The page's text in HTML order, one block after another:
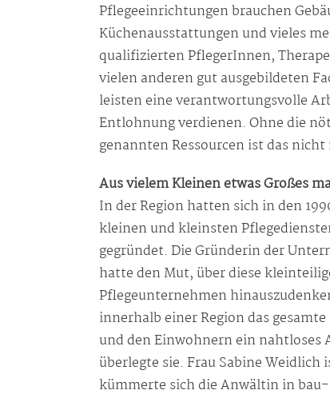
Pflegeeinrichtungen brauchen
Küchenausstattungen und vieles
qualifizierten PflegerInnen,
vielen anderen gut ausgebildeten
leisten eine verantwortungsvolle
Entlohnung verdienen. Ohne die
genannten Ressourcen ist das
Aus vielem Kleinen etwas Großes
In der Region hatten sich in den
kleinen und kleinsten
gegründet. Die Gründerin der
hatte den Mut, über diese
Pflegeunternehmen
innerhalb einer Region das
und den Einwohnern ein nahtloses
überlegte sie. Frau Sabine
kümmerte sich die Anwältin in